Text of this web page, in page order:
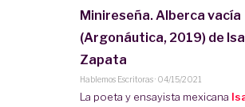
Minireseña. Alberca vacía
(Argonáutica, 2019) de
Zapata
Hablemos Escritoras· 04/15/2021
La poeta y ensayista mexicana